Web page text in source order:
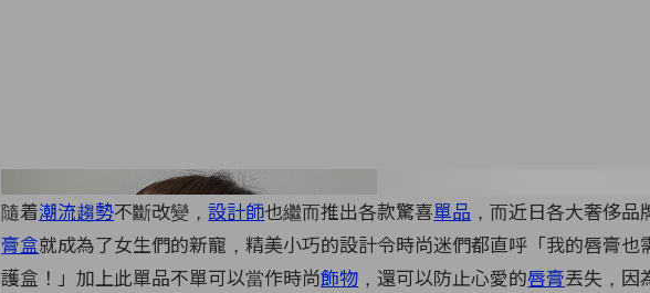
隨着潮流趨勢不斷改變，設計師也繼而推出各款驚喜單品 ，而近日各大奢侈品
膏盒就成為了女生們的新寵，精美小巧的設計令時尚迷們都直呼「我的唇膏也
護盒！」加上此單品不單可以當作時尚飾物 ，還可以防止心愛的唇膏丟失，因